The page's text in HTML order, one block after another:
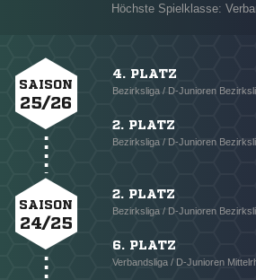
Höchste Spielklasse:
SAISON
25/26
4. PLATZ
Bezirksliga / D-Junioren
2. PLATZ
Bezirksliga / D-Junioren
SAISON
24/25
2. PLATZ
Bezirksliga / D-Junioren
6. PLATZ
Verbandsliga / D-Junioren